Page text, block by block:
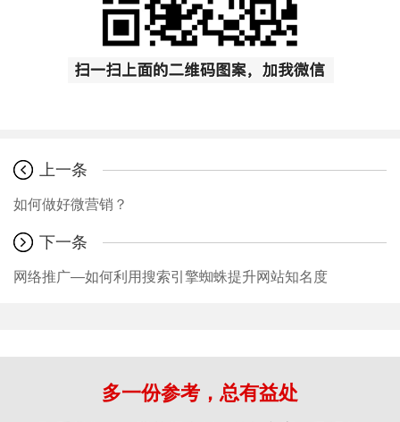
上一条
如何做好微营销？
下一条
网络推广—如何利用搜索引擎蜘蛛提升网站知名度
多一份参考，总有益处